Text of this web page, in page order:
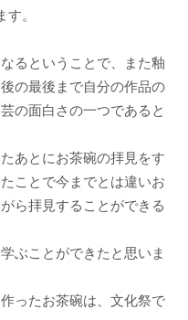
。
るということで、また釉
の最後まで自分の作品の
の面白さの一つであると
あとにお茶碗の拝見をす
ことで今までとは違いお
ら拝見することができる
ぶことができたと思いま
ったお茶碗は、文化祭で